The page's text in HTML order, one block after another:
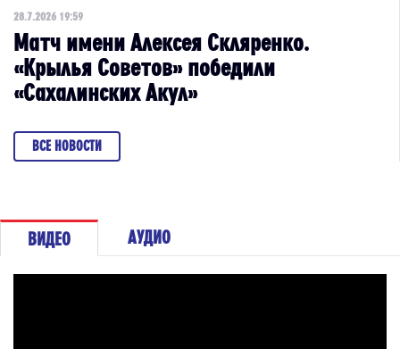
28.7.2026 19:59
Матч имени Алексея Скляренко.
«Крылья Советов» победили
«Сахалинских Акул»
ВСЕ НОВОСТИ
ВИДЕО АУДИО